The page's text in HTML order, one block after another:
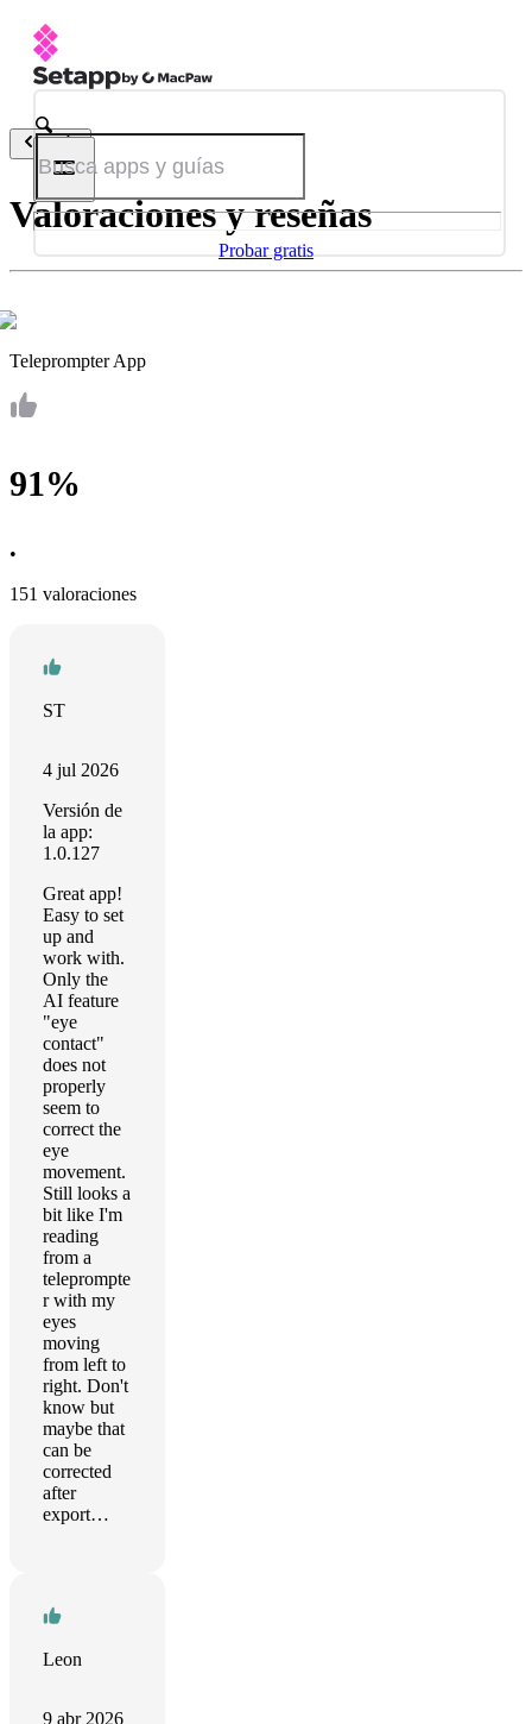
Probar gratis
Atrás
Valoraciones y reseñas
Teleprompter App
91%
•
151 valoraciones
ST
4 jul 2026
Versión de
la app:
1.0.127
Great app!
Easy to set
up and
work with.
Only the
AI feature
"eye
contact"
does not
properly
seem to
correct the
eye
movement.
Still looks a
bit like I'm
reading
from a
teleprompte
r with my
eyes
moving
from left to
right. Don't
know but
maybe that
can be
corrected
after
export…
Leon
9 abr 2026